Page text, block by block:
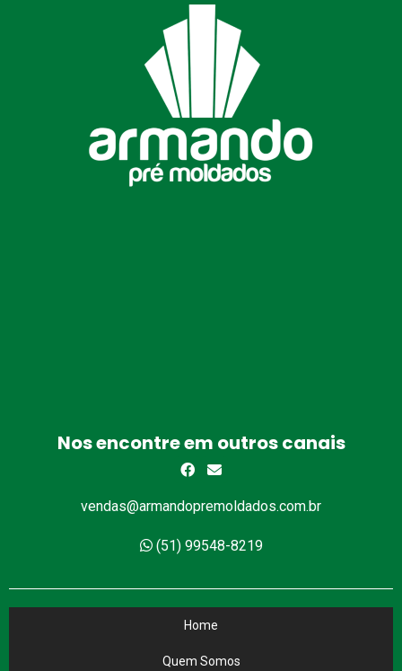
Nos encontre em outros canais
vendas@armandopremoldados.com.br
(51) 99548-8219
Home
Quem Somos